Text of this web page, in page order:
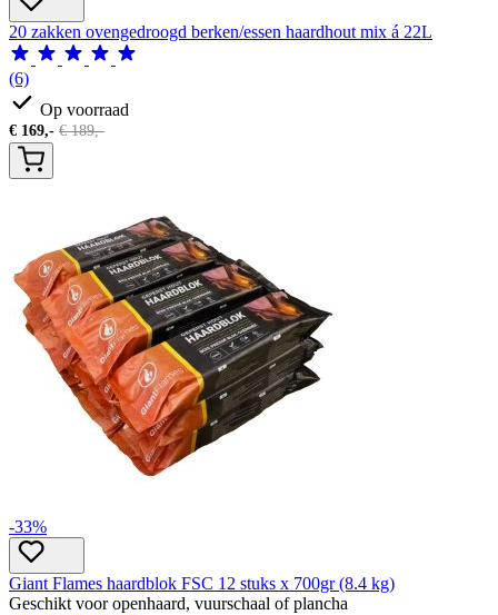
20 zakken ovengedroogd berken/essen haardhout mix á 22L
(6)
Op voorraad
€ 169,- €189,-
-33%
Giant Flames haardblok FSC 12 stuks x 700gr (8.4 kg)
Geschikt voor openhaard, vuurschaal of plancha